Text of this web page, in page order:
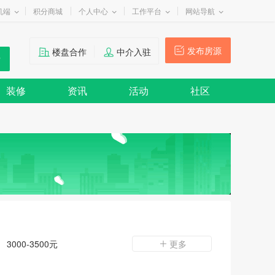
端 积分商城 个人中心 工作平台 网站导航
发布房源
楼盘合作 中介入驻
装修 资讯 活动 社区
3000-3500元 更多